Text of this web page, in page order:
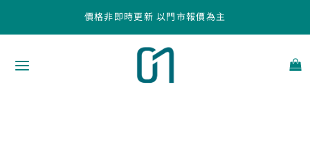
價格非即時更新 以門市報價為主